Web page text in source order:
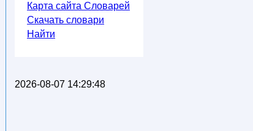
Карта сайта Словарей
Скачать словари
Найти
2026-08-07 14:29:48